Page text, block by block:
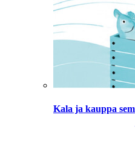
Kala ja kauppa